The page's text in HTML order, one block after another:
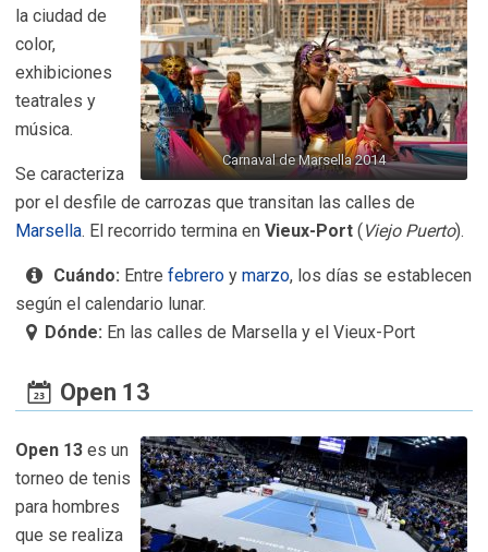
Carnaval de Marsella 2014
la ciudad de
color,
exhibiciones
teatrales y
música.
Se caracteriza
por el desfile de carrozas que transitan las calles de
Marsella. El recorrido termina en Vieux-Port ( Viejo Puerto).
Cuándo: Entre febrero y marzo, los días se establecen
según el calendario lunar.
Dónde: En las calles de Marsella y el Vieux-Port
Open 13
Open 13 es un
torneo de tenis
para hombres
que se realiza